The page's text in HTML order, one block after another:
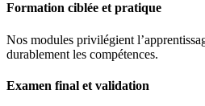
Formation ciblée et pratique
Nos modules privilégient
durablement les compétences.
Examen final et validation